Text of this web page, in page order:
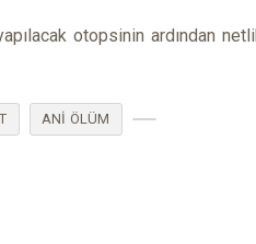
otopsinin ardından
ANI ÖLÜM